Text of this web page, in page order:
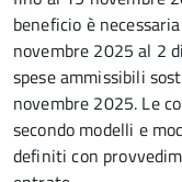
beneficio è
novembre 2025 al 2
spese ammissibili
novembre 2025. Le
secondo modelli e
definiti con